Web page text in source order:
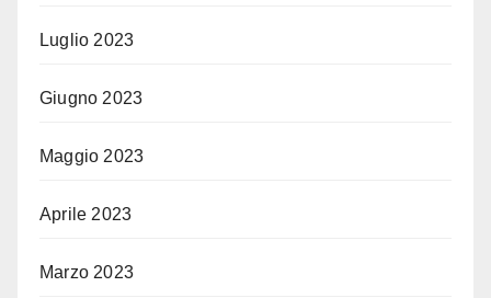
Luglio 2023
Giugno 2023
Maggio 2023
Aprile 2023
Marzo 2023